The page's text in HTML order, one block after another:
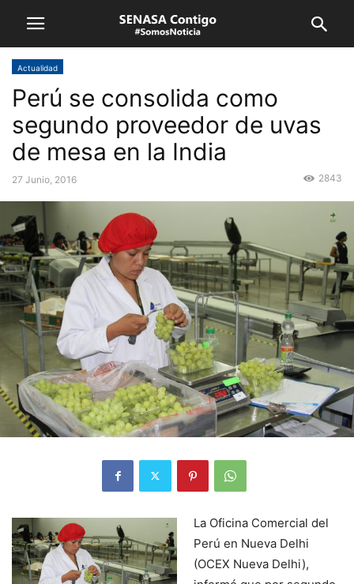
Actualidad
Perú se consolida como
segundo proveedor de uvas
de mesa en la India
27 Junio, 2016 2843
La Oficina Comercial del
Perú en Nueva Delhi
(OCEX Nueva Delhi),